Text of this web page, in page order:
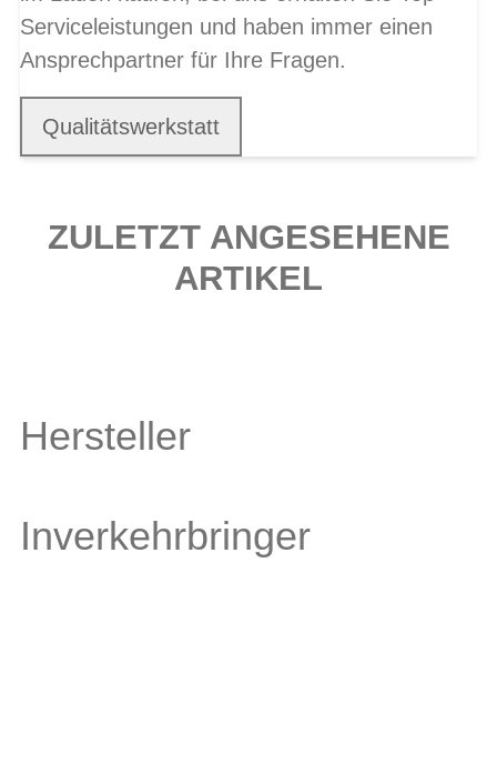
Serviceleistungen und haben immer einen
Ansprechpartner für Ihre Fragen.
Qualitätswerkstatt
ZULETZT ANGESEHENE
ARTIKEL
Hersteller
Inverkehrbringer